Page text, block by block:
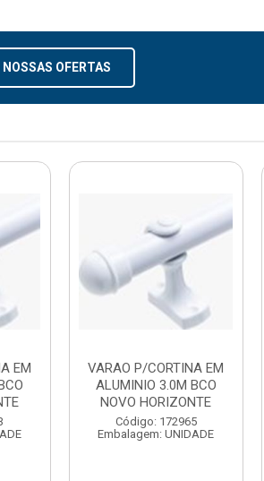
OFERTAS
EM
VARAO P/CORTINA EM
ALUMINIO 3.0M BCO
NOVO HORIZONTE
Código: 172965
Embalagem: UNIDADE